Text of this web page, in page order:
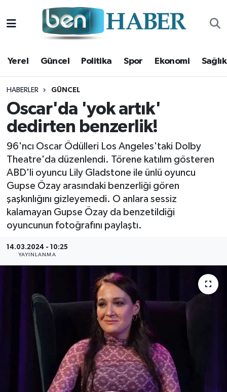
Yerel Güncel Politika Spor Ekonomi Sağlık
HABERLER GÜNCEL
Oscar'da 'yok artık'
dedirten benzerlik!
96'ncı Oscar Ödülleri Los Angeles'taki Dolby
Theatre'da düzenlendi. Törene katılım gösteren
ABD'li oyuncu Lily Gladstone ile ünlü oyuncu
Gupse Özay arasındaki benzerliği gören
şaşkınlığını gizleyemedi. O anlara sessiz
kalamayan Gupse Özay da benzetildiği
oyuncunun fotoğrafını paylaştı.
14.03.2024 - 10:25
YAYINLANMA
Yerel
Güncel
Politika
Spor
Ekonomi
Sağlık
Magazin
Kültür Sanat
Resmi Reklam
Hava Durumu
Trafik Durumu
Süper Lig Puan Durumu ve Fikstür
Tüm Manşetler
Son Dakika Haberleri
Haber Arşivi